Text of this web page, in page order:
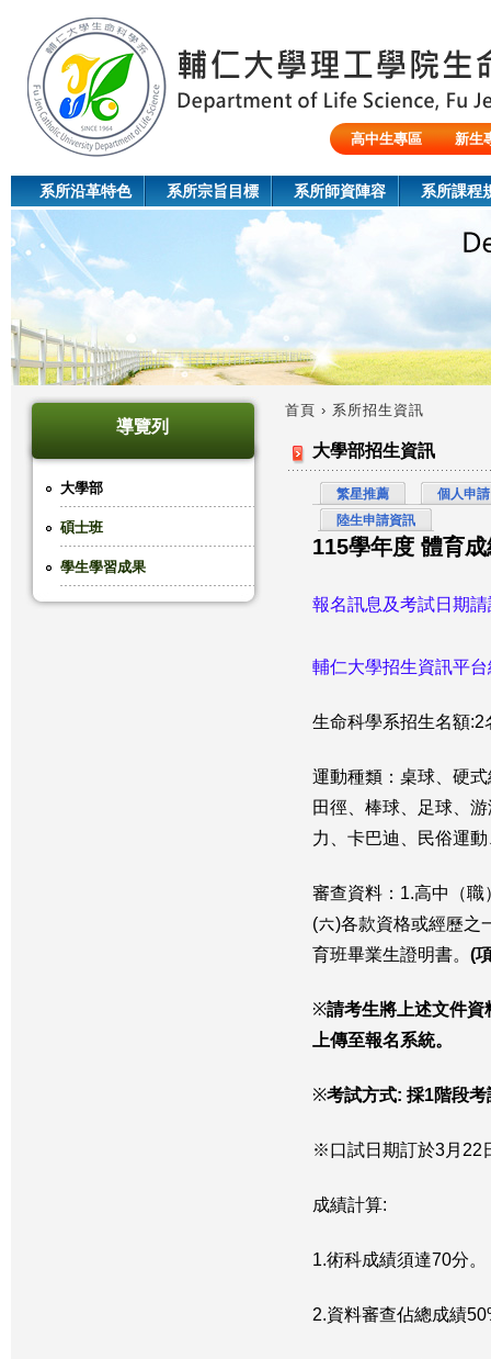
高中生專區
新生
系所沿革特色 系所宗旨目標 系所師資陣容 系所課程
導覽列
大學部
碩士班
學生學習成果
您
首頁 › 系所招生資訊
大學部招生資訊
繁星推薦
個人申請
陸生申請資訊
115學年度 體育
報名訊息及考試日期
輔仁大學招生資訊平
生命科學系招生名額:2
運動種類：桌球、硬
田徑、棒球、足球、
力、卡巴迪、民俗運
審查資料：1.高中（職
(六)各款資格或經歷之
育班畢業生證明書。 (
※請考生將上述文件資
上傳至報名系統。
※考試方式: 採1階段考
※口試日期訂於3月22
成績計算:
1.術科成績須達70分。
2.資料審查佔總成績